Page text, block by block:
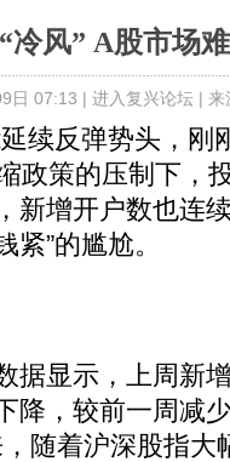
冷风” A股市场
日 07:13 | 进入复兴论坛| 来
反弹势头，刚
政策的压制下，
新增开户数也连
”的尴尬。
显示，上周新
降，较前一周减
，随着沪深股指